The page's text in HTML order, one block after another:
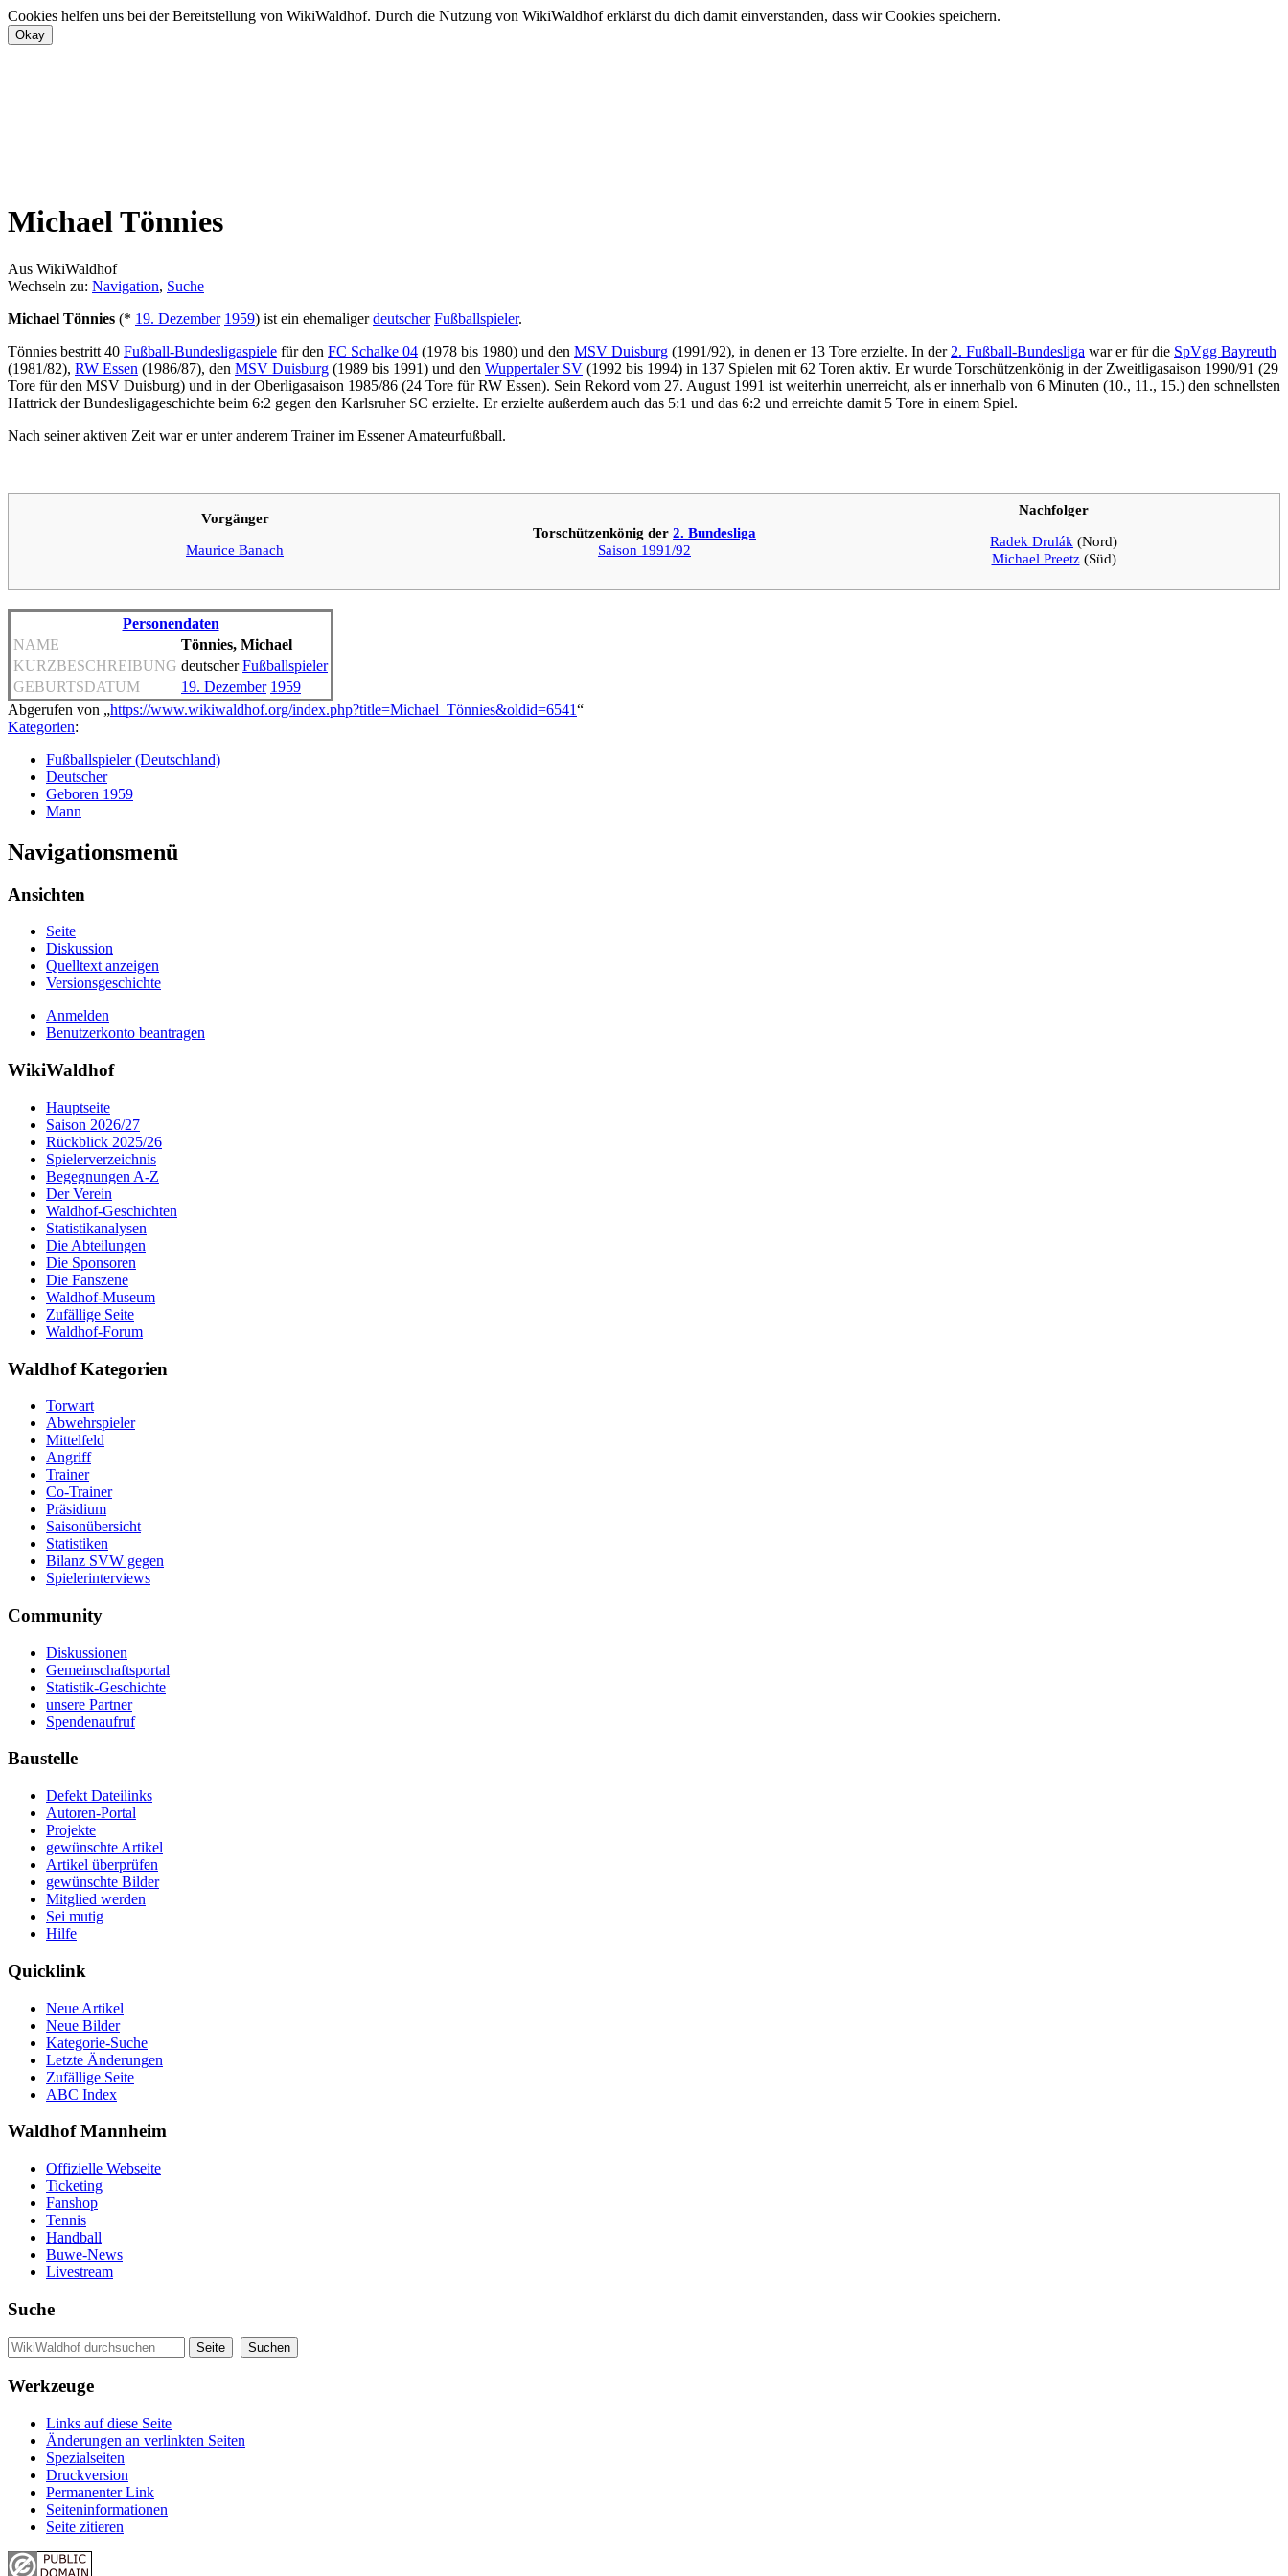
Cookies helfen uns bei der Bereitstellung von WikiWaldhof. Durch die Nutzung von WikiWaldhof erklärst du dich damit einverstanden, dass wir Cookies speichern.
Michael Tönnies
Aus WikiWaldhof
Wechseln zu: Navigation, Suche
Michael Tönnies (* 19. Dezember 1959) ist ein ehemaligerdeutscher Fußballspieler.
Tönnies bestritt 40 Fußball-Bundesligaspiele für den FC Schalke 04 (1978 bis 1980) und den MSV Duisburg (1991/92), in denen er 13 Tore erzielte. In der 2. Fußball-Bundesliga war er für die SpVgg Bayreuth
(1981/82), RW Essen (1986/87), den MSV Duisburg (1989 bis 1991) und den Wuppertaler SV (1992 bis 1994) in 137 Spielen mit 62 Toren aktiv. Er wurde Torschützenkönig in der Zweitligasaison 1990/91 (29
Tore für den MSV Duisburg) und in der Oberligasaison 1985/86 (24 Tore für RW Essen). Sein Rekord vom 27. August 1991 ist weiterhin unerreicht, als er innerhalb von 6 Minuten (10., 11., 15.) den schnellsten
Hattrick der Bundesligageschichte beim 6:2 gegen den Karlsruher SC erzielte. Er erzielte außerdem auch das 5:1 und das 6:2 und erreichte damit 5 Tore in einem Spiel.
Nach seiner aktiven Zeit war er unter anderem Trainer im Essener Amateurfußball.
Vorgänger
Maurice Banach
Torschützenkönig der 2. Bundesliga
Saison 1991/92
Nachfolger
Radek Drulák (Nord)
Michael Preetz(Süd)
Personendaten
NAME
Tönnies, Michael
KURZBESCHREIBUNG deutscherFußballspieler
GEBURTSDATUM
19. Dezember 1959
Abgerufen von „https://www.wikiwaldhof.org/index.php?title=Michael_Tönnies&oldid=6541“
Kategorien:
Fußballspieler (Deutschland)
Deutscher
Geboren 1959
Mann
Navigationsmenü
Ansichten
Seite
Diskussion
Quelltext anzeigen
Versionsgeschichte
Anmelden
Benutzerkonto beantragen
WikiWaldhof
Hauptseite
Saison 2026/27
Rückblick 2025/26
Spielerverzeichnis
Begegnungen A-Z
Der Verein
Waldhof-Geschichten
Statistikanalysen
Die Abteilungen
Die Sponsoren
Die Fanszene
Waldhof-Museum
Zufällige Seite
Waldhof-Forum
Waldhof Kategorien
Torwart
Abwehrspieler
Mittelfeld
Angriff
Trainer
Co-Trainer
Präsidium
Saisonübersicht
Statistiken
Bilanz SVW gegen
Spielerinterviews
Community
Diskussionen
Gemeinschaftsportal
Statistik-Geschichte
unsere Partner
Spendenaufruf
Baustelle
Defekt Dateilinks
Autoren-Portal
Projekte
gewünschte Artikel
Artikel überprüfen
gewünschte Bilder
Mitglied werden
Sei mutig
Hilfe
Quicklink
Neue Artikel
Neue Bilder
Kategorie-Suche
Letzte Änderungen
Zufällige Seite
ABC Index
Waldhof Mannheim
Offizielle Webseite
Ticketing
Fanshop
Tennis
Handball
Buwe-News
Livestream
Suche
Werkzeuge
Links auf diese Seite
Änderungen an verlinkten Seiten
Spezialseiten
Druckversion
Permanenter Link
Seiten­informationen
Seite zitieren